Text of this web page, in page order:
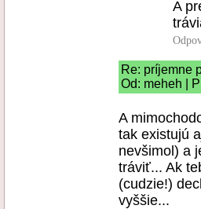
A
Re: príjemne
Od: meheh |
A
tak existujú
nevšimol) a
tráviť... Ak
(cudzie!)
vyššie...